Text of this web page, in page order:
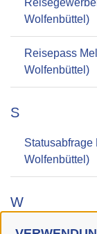
Wolfenbüttel)
Reisepass
Wolfenbüttel)
S
Wolfenbüttel)
W